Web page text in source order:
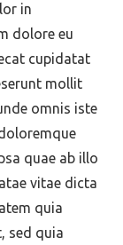
in
dolore eu
cupidatat
mollit
omnis iste
quae ab illo
vitae dicta
quia
sed quia